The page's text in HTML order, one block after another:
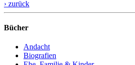
› zurück
Bücher
Andacht
Biografien